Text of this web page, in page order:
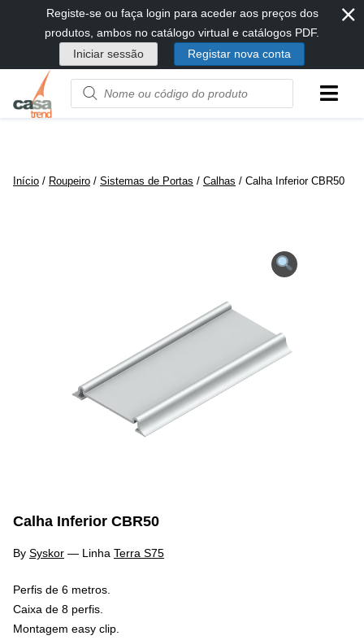
diretamente
conteúdo
Registe-se ou faça login para aceder aos preços dos
produtos, ambos no catálogo virtual e catálogos PDF.
Iniciar sessão
Registar nova conta
⨯
Product
name
Início / Roupeiro / Sistemas de Portas / Calhas / Calha Inferior CBR50
Calha Inferior CBR50
By Syskor — Linha Terra S75
Perfis de 6 metros.
Caixa de 8 perfis.
Montagem easy clip.